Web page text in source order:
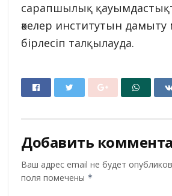
сарапшылық
әкелер институтын дамыту
бірлесіп талқылауда.
Добавить
Ваш адрес email не будет
поля помечены *